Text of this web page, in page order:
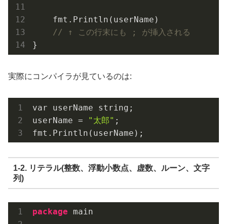
    fmt.Println(userName)
// ↑ この行末にも ; が挿入される
実際にコンパイラが見ているのは:
var userName string;
userName =
"太郎" ;
1-2. リテラル(整数、浮動小数点、虚数、ルーン、文字
列)
package main